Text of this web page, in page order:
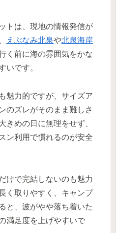
トは、現地の情報発信が
えぶなみ北泉や北泉海岸
く前に海の雰囲気をかな
いです。
魅力的ですが、サイズア
のズレがそのまま難しさ
きめの日に無理をせず、
ン利用で慣れるのが安全
けで完結しないのも魅力
く取りやすく、キャンプ
と、波がやや落ち着いた
満足度を上げやすいで